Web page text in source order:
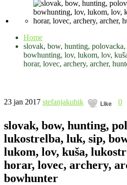
Home
slovak, bow, hunting,
bowhunting, lov, lukom, lov,
horar, lovec, archery, archer,
23 jan 2017 stefanjakubik Like 0
slovak, bow, hunting,
lukostrelba, luk, sip,
lukom, lov, kuša,
horar, lovec, archery,
bowhunter